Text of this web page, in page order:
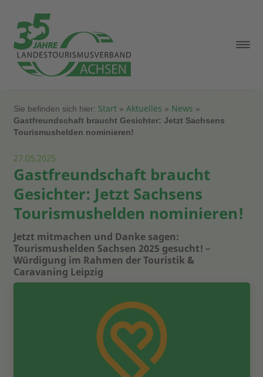
Sie befinden sich hier: Start» Aktuelles » News »
Gastfreundschaft braucht Gesichter: Jetzt Sachsens
Tourismushelden nominieren!
27.05.2025
Gastfreundschaft braucht
Gesichter: Jetzt Sachsens
Tourismushelden nominieren!
Jetzt mitmachen und Danke sagen:
Tourismushelden Sachsen 2025 gesucht! –
Würdigung im Rahmen der Touristik &
Caravaning Leipzig